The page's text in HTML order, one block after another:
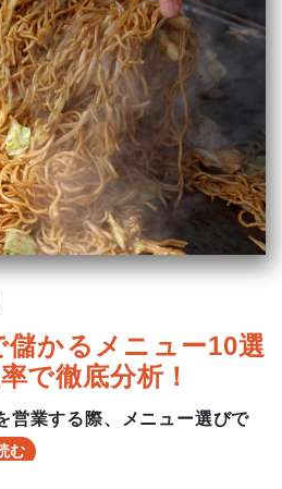
かるメニュー10選
で徹底分析！
営業する際、メニュー選びで
む